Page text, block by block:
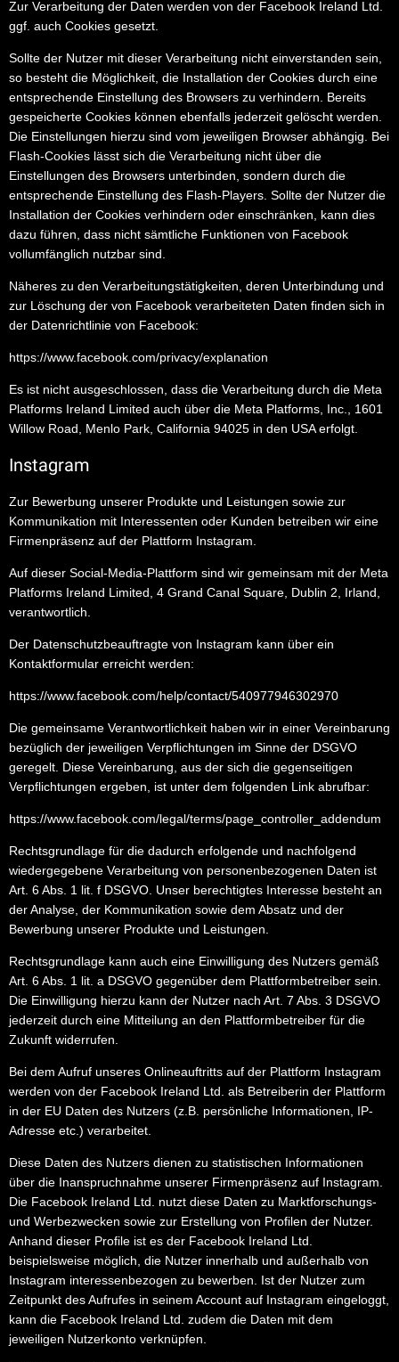
Zur Verarbeitung der Daten werden von der Facebook Ireland Ltd.
ggf. auch Cookies gesetzt.
Sollte der Nutzer mit dieser Verarbeitung nicht einverstanden sein,
so besteht die Möglichkeit, die Installation der Cookies durch eine
entsprechende Einstellung des Browsers zu verhindern. Bereits
gespeicherte Cookies können ebenfalls jederzeit gelöscht werden.
Die Einstellungen hierzu sind vom jeweiligen Browser abhängig. Bei
Flash-Cookies lässt sich die Verarbeitung nicht über die
Einstellungen des Browsers unterbinden, sondern durch die
entsprechende Einstellung des Flash-Players. Sollte der Nutzer die
Installation der Cookies verhindern oder einschränken, kann dies
dazu führen, dass nicht sämtliche Funktionen von Facebook
vollumfänglich nutzbar sind.
Näheres zu den Verarbeitungstätigkeiten, deren Unterbindung und
zur Löschung der von Facebook verarbeiteten Daten finden sich in
der Datenrichtlinie von Facebook:
https://www.facebook.com/privacy/explanation
Es ist nicht ausgeschlossen, dass die Verarbeitung durch die Meta
Platforms Ireland Limited auch über die Meta Platforms, Inc., 1601
Willow Road, Menlo Park, California 94025 in den USA erfolgt.
Instagram
Zur Bewerbung unserer Produkte und Leistungen sowie zur
Kommunikation mit Interessenten oder Kunden betreiben wir eine
Firmenpräsenz auf der Plattform Instagram.
Auf dieser Social-Media-Plattform sind wir gemeinsam mit der Meta
Platforms Ireland Limited, 4 Grand Canal Square, Dublin 2, Irland,
verantwortlich.
Der Datenschutzbeauftragte von Instagram kann über ein
Kontaktformular erreicht werden:
https://www.facebook.com/help/contact/540977946302970
Die gemeinsame Verantwortlichkeit haben wir in einer Vereinbarung
bezüglich der jeweiligen Verpflichtungen im Sinne der DSGVO
geregelt. Diese Vereinbarung, aus der sich die gegenseitigen
Verpflichtungen ergeben, ist unter dem folgenden Link abrufbar:
https://www.facebook.com/legal/terms/page_controller_addendum
Rechtsgrundlage für die dadurch erfolgende und nachfolgend
wiedergegebene Verarbeitung von personenbezogenen Daten ist
Art. 6 Abs. 1 lit. f DSGVO. Unser berechtigtes Interesse besteht an
der Analyse, der Kommunikation sowie dem Absatz und der
Bewerbung unserer Produkte und Leistungen.
Rechtsgrundlage kann auch eine Einwilligung des Nutzers gemäß
Art. 6 Abs. 1 lit. a DSGVO gegenüber dem Plattformbetreiber sein.
Die Einwilligung hierzu kann der Nutzer nach Art. 7 Abs. 3 DSGVO
jederzeit durch eine Mitteilung an den Plattformbetreiber für die
Zukunft widerrufen.
Bei dem Aufruf unseres Onlineauftritts auf der Plattform Instagram
werden von der Facebook Ireland Ltd. als Betreiberin der Plattform
in der EU Daten des Nutzers (z.B. persönliche Informationen, IP-
Adresse etc.) verarbeitet.
Diese Daten des Nutzers dienen zu statistischen Informationen
über die Inanspruchnahme unserer Firmenpräsenz auf Instagram.
Die Facebook Ireland Ltd. nutzt diese Daten zu Marktforschungs-
und Werbezwecken sowie zur Erstellung von Profilen der Nutzer.
Anhand dieser Profile ist es der Facebook Ireland Ltd.
beispielsweise möglich, die Nutzer innerhalb und außerhalb von
Instagram interessenbezogen zu bewerben. Ist der Nutzer zum
Zeitpunkt des Aufrufes in seinem Account auf Instagram eingeloggt,
kann die Facebook Ireland Ltd. zudem die Daten mit dem
jeweiligen Nutzerkonto verknüpfen.